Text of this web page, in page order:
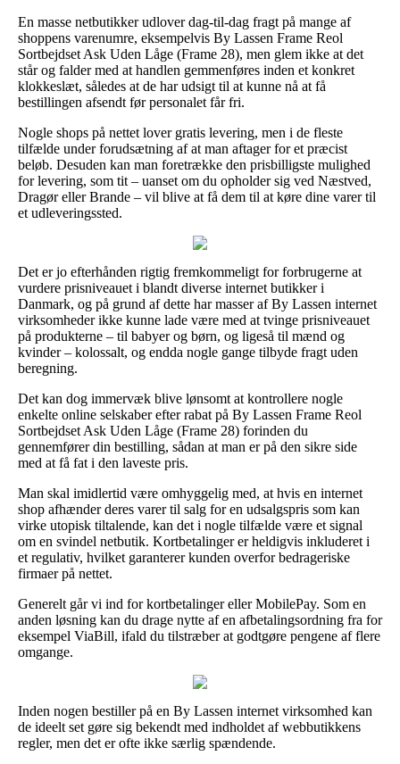
En masse netbutikker udlover dag-til-dag fragt på mange af
shoppens varenumre, eksempelvis By Lassen Frame Reol
Sortbejdset Ask Uden Låge (Frame 28), men glem ikke at det
står og falder med at handlen gemmenføres inden et konkret
klokkeslæt, således at de har udsigt til at kunne nå at få
bestillingen afsendt før personalet får fri.
Nogle shops på nettet lover gratis levering, men i de fleste
tilfælde under forudsætning af at man aftager for et præcist
beløb. Desuden kan man foretrække den prisbilligste mulighed
for levering, som tit – uanset om du opholder sig ved Næstved,
Dragør eller Brande – vil blive at få dem til at køre dine varer til
et udleveringssted.
Det er jo efterhånden rigtig fremkommeligt for forbrugerne at
vurdere prisniveauet i blandt diverse internet butikker i
Danmark, og på grund af dette har masser af By Lassen internet
virksomheder ikke kunne lade være med at tvinge prisniveauet
på produkterne – til babyer og børn, og ligeså til mænd og
kvinder – kolossalt, og endda nogle gange tilbyde fragt uden
beregning.
Det kan dog immervæk blive lønsomt at kontrollere nogle
enkelte online selskaber efter rabat på By Lassen Frame Reol
Sortbejdset Ask Uden Låge (Frame 28) forinden du
gennemfører din bestilling, sådan at man er på den sikre side
med at få fat i den laveste pris.
Man skal imidlertid være omhyggelig med, at hvis en internet
shop afhænder deres varer til salg for en udsalgspris som kan
virke utopisk tiltalende, kan det i nogle tilfælde være et signal
om en svindel netbutik. Kortbetalinger er heldigvis inkluderet i
et regulativ, hvilket garanterer kunden overfor bedrageriske
firmaer på nettet.
Generelt går vi ind for kortbetalinger eller MobilePay. Som en
anden løsning kan du drage nytte af en afbetalingsordning fra for
eksempel ViaBill, ifald du tilstræber at godtgøre pengene af flere
omgange.
Inden nogen bestiller på en By Lassen internet virksomhed kan
de ideelt set gøre sig bekendt med indholdet af webbutikkens
regler, men det er ofte ikke særlig spændende.